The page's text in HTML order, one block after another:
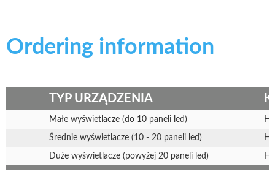
Ordering information
TYP URZĄDZENIA
Małe wyświetlacze (do 10 paneli led)
Średnie wyświetlacze (10 - 20 paneli led)
Duże wyświetlacze (powyżej 20 paneli led)